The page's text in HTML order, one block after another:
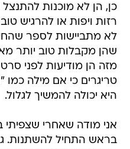
כן, הן לא מוכנות
רזות ויפות או להרגיש
לא מתביישות לספר
שהן מקבלות טוב יותר
מזה הן מודיעות לפני
טריגרים כי אם מילה
היא יכולה להמשיך לגלול.
אני מודה שאחרי שצפיתי
בראש התחיל להשתנות.